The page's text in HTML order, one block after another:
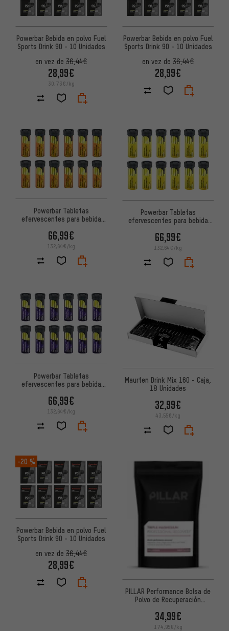
Powerbar Bebida en polvo Fuel
Sports Drink 90 - 10 Unidades
en vez de 36,44€
28,99€
30,73€/kg
Powerbar Bebida en polvo Fuel
Sports Drink 90 - 10 Unidades
en vez de 36,44€
28,99€
Powerbar Tabletas
efervescentes para bebida
tubos
66,99€
132,64€/kg
Powerbar Tabletas
efervescentes para bebida
tubos
66,99€
132,64€/kg
Powerbar Tabletas
efervescentes para bebida
tubos
66,99€
132,64€/kg
Maurten Drink Mix 160 - Caja,
18 Unidades
32,99€
43,55€/kg
-20 %
Powerbar Bebida en polvo Fuel
Sports Drink 90 - 10 Unidades
en vez de 36,44€
28,99€
PILLAR Performance Bolsa de
Polvo de Recuperación
34,99€
174,95€/kg